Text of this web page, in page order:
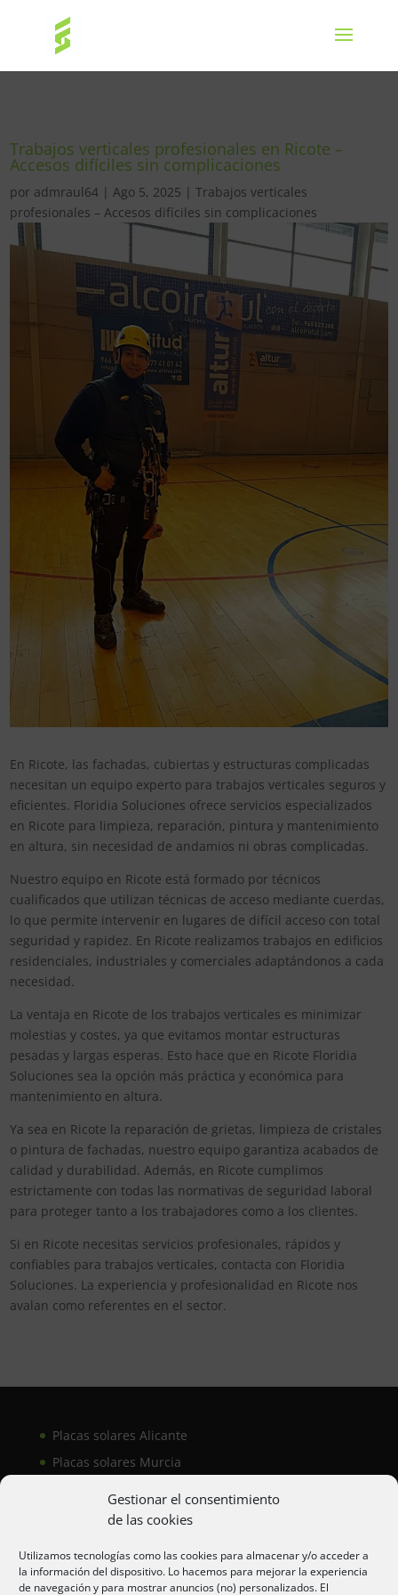
Gestionar el consentimiento
de las cookies
Utilizamos tecnologías como las cookies para almacenar y/o acceder a
la información del dispositivo. Lo hacemos para mejorar la experiencia
de navegación y para mostrar anuncios (no) personalizados. El
Trabajos verticales profesionales en Ricote –
Accesos difíciles sin complicaciones
por admraul64 |Ago 5, 2025 |Trabajos verticales
profesionales – Accesos difíciles sin complicaciones
En Ricote, las fachadas, cubiertas y estructuras complicadas
necesitan un equipo experto para trabajos verticales seguros y
eficientes. Floridia Soluciones ofrece servicios especializados
en Ricote para limpieza, reparación, pintura y mantenimiento
en altura, sin necesidad de andamios ni obras complicadas.
Nuestro equipo en Ricote está formado por técnicos
cualificados que utilizan técnicas de acceso mediante cuerdas,
lo que permite intervenir en lugares de difícil acceso con total
seguridad y rapidez. En Ricote realizamos trabajos en edificios
residenciales, industriales y comerciales adaptándonos a cada
necesidad.
La ventaja en Ricote de los trabajos verticales es minimizar
molestias y costes, ya que evitamos montar estructuras
pesadas y largas esperas. Esto hace que en Ricote Floridia
Soluciones sea la opción más práctica y económica para
mantenimiento en altura.
Ya sea en Ricote la reparación de grietas, limpieza de cristales
o pintura de fachadas, nuestro equipo garantiza acabados de
calidad y durabilidad. Además, en Ricote cumplimos
estrictamente con todas las normativas de seguridad laboral
para proteger tanto a los trabajadores como a los clientes.
Si en Ricote necesitas servicios profesionales, rápidos y
confiables para trabajos verticales, contacta con Floridia
Soluciones. La experiencia y profesionalidad en Ricote nos
avalan como referentes en el sector.
Placas solares Alicante
Placas solares Murcia
Aire acondicionado Alicante
Aire acondicionador Murcia